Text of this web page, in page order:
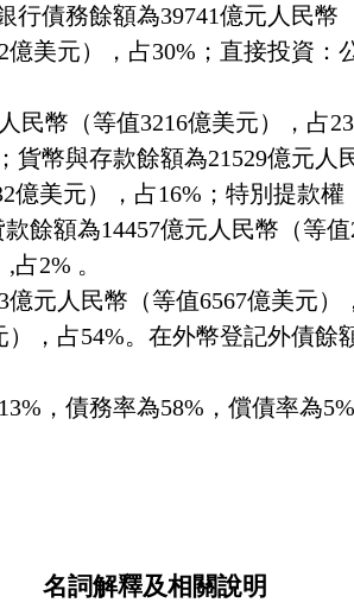
行債務餘額為39741億元人民幣
億美元），占30% ；直接投資：
民幣（等值3216億美元），占
； 貨幣與存款餘額為21529億元人
億美元），占16% ； 特別提款權
款餘額為14457億元人民幣（等值
,占2% 。
億元人民幣（等值6567億美元）
），占54%。在外幣登記外債餘
13% ，債務率為58% ，償債率為5%
名詞解釋及相關說明